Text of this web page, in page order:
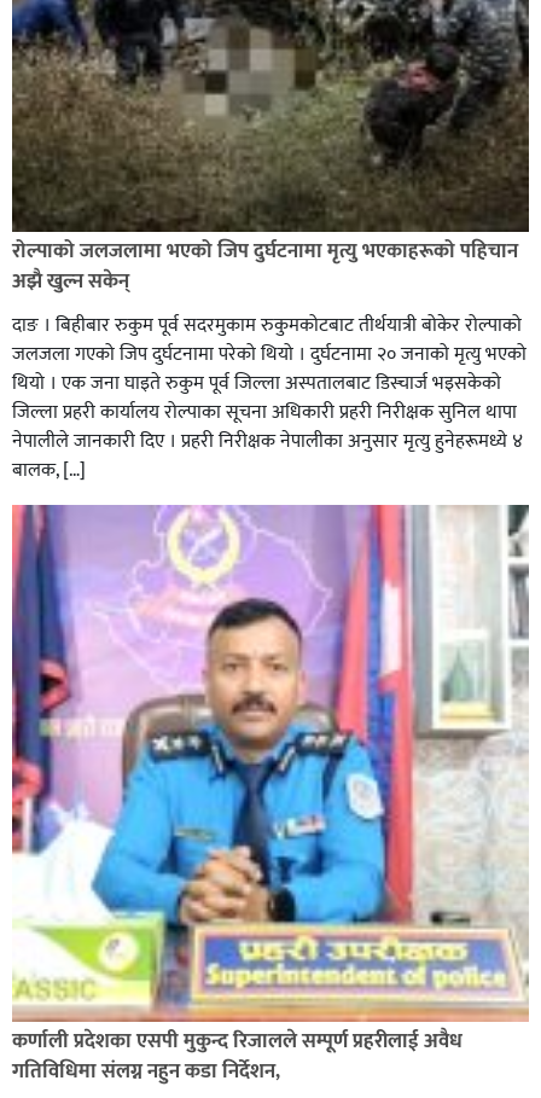
रौतहटमा १२ हजार लिटर पेट्रोल बोकेको ट्यांकर दुर्घटनापछि
आगलागी सडक अबरुद्ध,
घोराहीको समृद्धिका लागि वडा–वडामा विशेष अभियान सञ्चालन
हुने,
रोल्पाको जलजलामा भएको जिप दुर्घटनामा मृत्यु भएकाहरूको पहिचान
अझै खुल्न सकेन्
दाङ । बिहीबार रुकुम पूर्व सदरमुकाम रुकुमकोटबाट तीर्थयात्री बोकेर रोल्पाको
जलजला गएको जिप दुर्घटनामा परेको थियो । दुर्घटनामा २० जनाको मृत्यु भएको
थियो । एक जना घाइते रुकुम पूर्व जिल्ला अस्पतालबाट डिस्चार्ज भइसकेको
जिल्ला प्रहरी कार्यालय रोल्पाका सूचना अधिकारी प्रहरी निरीक्षक सुनिल थापा
नेपालीले जानकारी दिए । प्रहरी निरीक्षक नेपालीका अनुसार मृत्यु हुनेहरूमध्ये ४
बालक, […]
कर्णाली प्रदेशका एसपी मुकुन्द रिजालले सम्पूर्ण प्रहरीलाई अवैध
गतिविधिमा संलग्न नहुन कडा निर्देशन,